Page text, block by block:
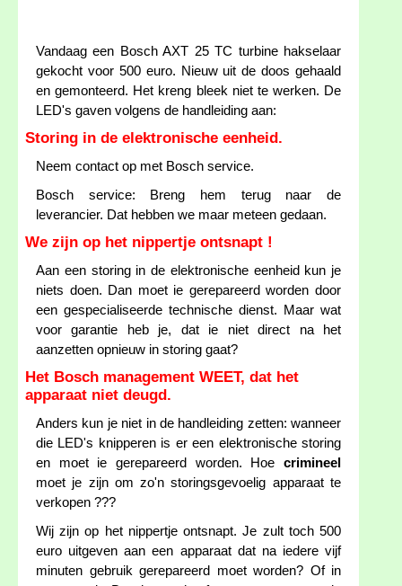
Vandaag een Bosch AXT 25 TC turbine hakselaar
gekocht voor 500 euro. Nieuw uit de doos gehaald
en gemonteerd. Het kreng bleek niet te werken. De
LED's gaven volgens de handleiding aan:
Storing in de elektronische eenheid.
Neem contact op met Bosch service.
Bosch service: Breng hem terug naar de
leverancier. Dat hebben we maar meteen gedaan.
We zijn op het nippertje ontsnapt !
Aan een storing in de elektronische eenheid kun je
niets doen. Dan moet ie gerepareerd worden door
een gespecialiseerde technische dienst. Maar wat
voor garantie heb je, dat ie niet direct na het
aanzetten opnieuw in storing gaat?
Het Bosch management WEET, dat het
apparaat niet deugd.
Anders kun je niet in de handleiding zetten: wanneer
die LED's knipperen is er een elektronische storing
en moet ie gerepareerd worden. Hoe crimineel
moet je zijn om zo'n storingsgevoelig apparaat te
verkopen ???
Wij zijn op het nippertje ontsnapt. Je zult toch 500
euro uitgeven aan een apparaat dat na iedere vijf
minuten gebruik gerepareerd moet worden? Of in